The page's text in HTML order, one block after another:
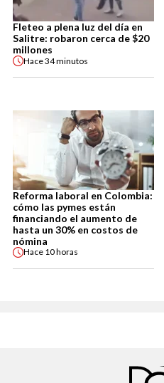
Fleteo a plena luz del día en
Salitre: robaron cerca de $20
millones
Hace34 minutos
Reforma laboral en Colombia:
cómo las pymes están
financiando el aumento de
hasta un 30% en costos de
nómina
Hace 10 horas